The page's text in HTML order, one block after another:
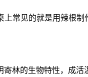
常见的就是用辣根
林的生物特性，成